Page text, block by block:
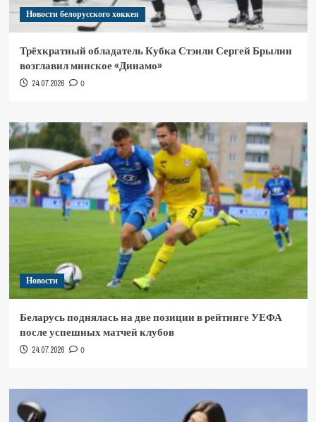
Новости белорусского хоккея
Трёхкратный обладатель Кубка Стэнли Сергей Брылин
возглавил минское «Динамо»
24.07.2026 0
Новости
Беларусь поднялась на две позиции в рейтинге УЕФА
после успешных матчей клубов
24.07.2026 0